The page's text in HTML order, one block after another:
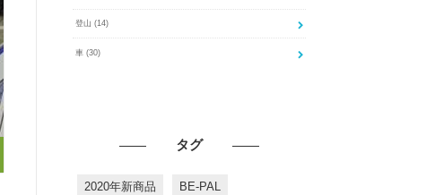
登山 (14)
車 (30)
タグ
2020年新商品 BE-PAL